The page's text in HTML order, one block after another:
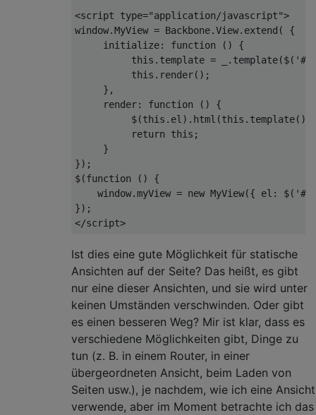
<script type="application/javascript">
window.MyView = Backbone.View.extend( {
initialize: function ( ) {
this .template = _.template($(
this .render();
     },
render: function ( ) {
          $(
this .el).html(this
return
this ;
     }
});
$(function ( ) {
window.myView = new MyView({ el : $(
});
</script>
Ist dies eine gute Möglichkeit für statische
Ansichten auf der Seite? Das heißt, es gibt
nur eine dieser Ansichten, und sie wird unter
keinen Umständen verschwinden. Oder gibt
es einen besseren Weg? Mir ist klar, dass es
verschiedene Möglichkeiten gibt, Dinge zu
tun (z. B. in einem Router, in einer
übergeordneten Ansicht, beim Laden von
Seiten usw.), je nachdem, wie ich eine Ansicht
verwende, aber im Moment betrachte ich das